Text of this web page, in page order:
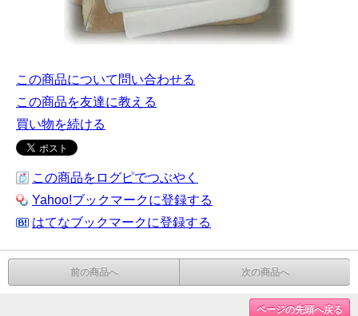
この商品について問い合わせる
この商品を友達に教える
買い物を続ける
この商品をログピでつぶやく
Yahoo!ブックマークに登録する
はてなブックマークに登録する
前の商品へ 次の商品へ
ページの先頭へ戻る